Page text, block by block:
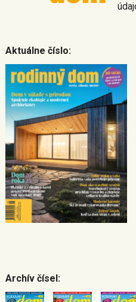
Aktuálne číslo:
Archív čísel: